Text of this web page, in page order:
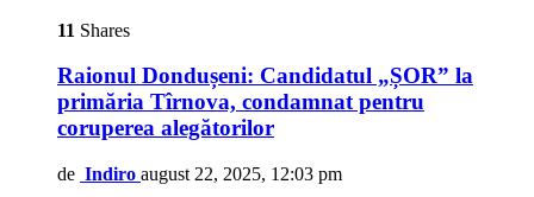
11 Shares
Raionul Dondușeni: Candidatul „ȘOR” la
primăria Tîrnova, condamnat pentru
coruperea alegătorilor
de Indiro august 22, 2025, 12:03 pm